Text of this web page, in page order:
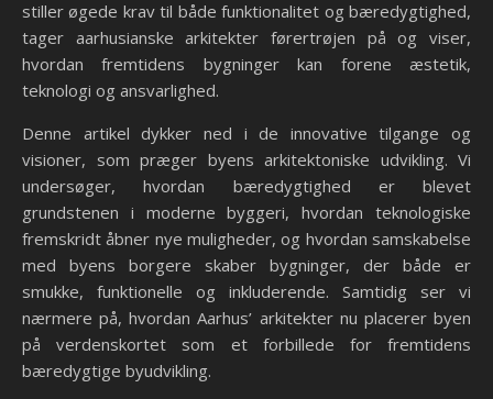
stiller øgede krav til både funktionalitet og bæredygtighed,
tager aarhusianske arkitekter førertrøjen på og viser,
hvordan fremtidens bygninger kan forene æstetik,
teknologi og ansvarlighed.
Denne artikel dykker ned i de innovative tilgange og
visioner, som præger byens arkitektoniske udvikling. Vi
undersøger, hvordan bæredygtighed er blevet
grundstenen i moderne byggeri, hvordan teknologiske
fremskridt åbner nye muligheder, og hvordan samskabelse
med byens borgere skaber bygninger, der både er
smukke, funktionelle og inkluderende. Samtidig ser vi
nærmere på, hvordan Aarhus’ arkitekter nu placerer byen
på verdenskortet som et forbillede for fremtidens
bæredygtige byudvikling.